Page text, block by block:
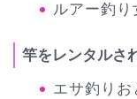
ルアー釣り
竿をレンタルさ
エサ釣り